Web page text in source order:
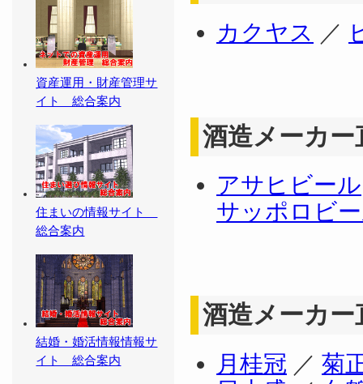
カクヤス ／
酒造メーカ
アサヒビール
サッポロビ
酒造メーカー
月桂冠 ／ 菊
資産運用・財産管理サ
イト 総合案内
住まいの情報サイト
総合案内
結婚・婚活情報情報サ
イト 総合案内